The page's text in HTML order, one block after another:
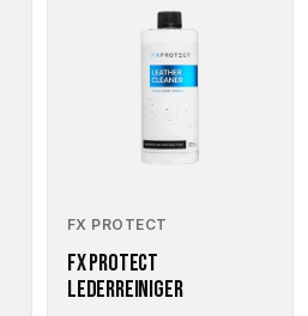
FX PROTECT
FX PROTECT
LEDERREINIGER
der
gewählt
werden